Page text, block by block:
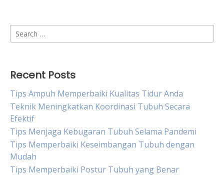
Search
for:
Recent Posts
Tips Ampuh Memperbaiki Kualitas Tidur Anda
Teknik Meningkatkan Koordinasi Tubuh Secara
Efektif
Tips Menjaga Kebugaran Tubuh Selama Pandemi
Tips Memperbaiki Keseimbangan Tubuh dengan
Mudah
Tips Memperbaiki Postur Tubuh yang Benar